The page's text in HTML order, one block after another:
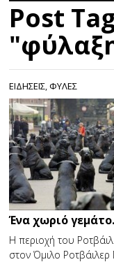
Post
ΕΙΔΗΣΕΙΣ,ΦΥΛΕΣ
Ένα χωριό
Η περιοχή του
στον Όμιλο Ροτβάιλερ